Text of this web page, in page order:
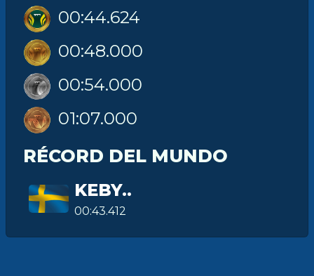
00:44.624
00:48.000
00:54.000
01:07.000
RÉCORD DEL MUNDO
KEBY..
00:43.412